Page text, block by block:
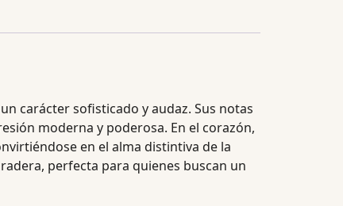
carácter sofisticado y audaz. Sus notas
moderna y poderosa. En el corazón,
en el alma distintiva de la
perfecta para quienes buscan un